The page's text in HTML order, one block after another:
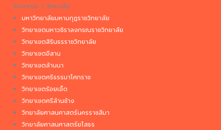
วิทยาเขต / วิทยาลัย
มหาวิทยาลัยมหามกุฏราชวิทยาลัย
วิทยาเขตมหาวชิราลงกรณราชวิทยาลัย
วิทยาเขตสิรินธรราชวิทยาลัย
วิทยาเขตอีสาน
วิทยาเขตล้านนา
วิทยาเขตศรีธรรมาโศกราช
วิทยาเขตร้อยเอ็ด
วิทยาเขตศรีล้านช้าง
วิทยาลัยศาสนศาสตร์นครราชสีมา
วิทยาลัยศาสนศาสตร์ยโสธร